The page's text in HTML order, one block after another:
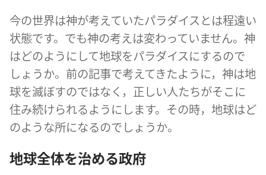
今の世界は神が考えていたパラダイスとは程遠い
状態です。でも神の考えは変わっていません。神
はどのようにして地球をパラダイスにするので
しょうか。前の記事で考えてきたように，神は地
球を滅ぼすのではなく，正しい人たちがそこに
住み続けられるようにします。その時，地球はど
のような所になるのでしょうか。
地球全体を治める政府